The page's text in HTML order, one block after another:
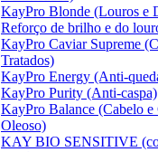
KayPro Blonde (Louros e
Reforço de brilho e do
KayPro Caviar Supreme
Tratados)
KayPro Energy (Anti-
KayPro Purity (Anti-caspa)
KayPro Balance (Cabelo
Oleoso)
KAY BIO SENSITIVE